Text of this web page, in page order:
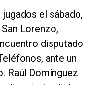
el sábado,
Lorenzo,
disputado
ante un
Raúl Domínguez